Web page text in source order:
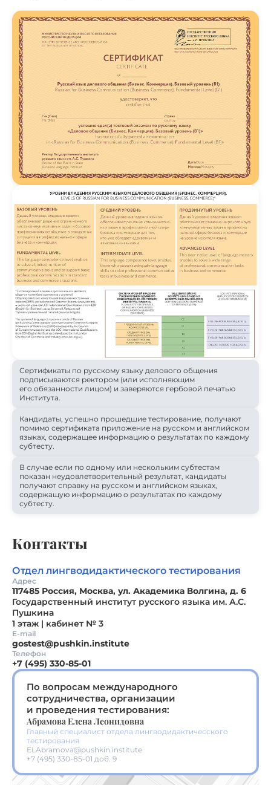
Сертификаты по русскому языку делового общения
подписываются ректором (или исполняющим
его обязанности лицом) и заверяются гербовой печатью
Института.
Кандидаты, успешно прошедшие тестирование, получают
помимо сертификата приложение на русском и английском
языках, содержащее информацию о результатах по каждому
субтесту.
В случае если по одному или нескольким субтестам
показан неудовлетворительный результат, кандидаты
получают справку на русском и английском языках,
содержащую информацию о результатах по каждому
субтесту.
Контакты
Отдел лингводидактического тестирования
Адрес
117485 Россия, Москва, ул. Академика Волгина, д. 6
Государственный институт русского языка им. А.С.
Пушкина
1 этаж | кабинет № 3
E-mail
gostest@pushkin.institute
Телефон
+7 (495) 330-85-01
По вопросам международного
сотрудничества, организации
и проведения тестирования:
Абрамова Елена Леонидовна
Главный специалист отдела лингводидактичесского
тестирования
ELAbramova@pushkin.institute
+7 (495) 330-85-01 доб. 9